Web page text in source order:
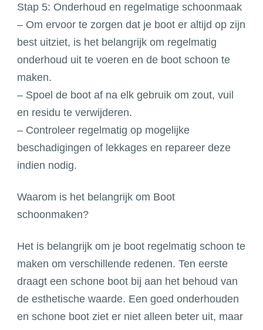
Stap 5: Onderhoud en regelmatige schoonmaak
– Om ervoor te zorgen dat je boot er altijd op zijn
best uitziet, is het belangrijk om regelmatig
onderhoud uit te voeren en de boot schoon te
maken.
– Spoel de boot af na elk gebruik om zout, vuil
en residu te verwijderen.
– Controleer regelmatig op mogelijke
beschadigingen of lekkages en repareer deze
indien nodig.
Waarom is het belangrijk om Boot
schoonmaken?
Het is belangrijk om je boot regelmatig schoon te
maken om verschillende redenen. Ten eerste
draagt een schone boot bij aan het behoud van
de esthetische waarde. Een goed onderhouden
en schone boot ziet er niet alleen beter uit, maar